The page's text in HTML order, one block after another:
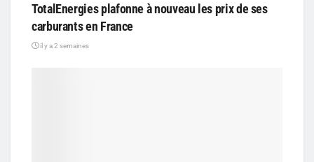
TotalEnergies plafonne à nouveau les prix de ses
carburants en France
il y a 2 semaines